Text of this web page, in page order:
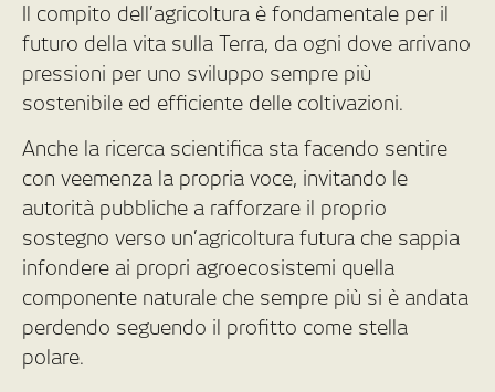
Il compito dell’agricoltura è fondamentale per il
futuro della vita sulla Terra, da ogni dove arrivano
pressioni per uno sviluppo sempre più
sostenibile ed efficiente delle coltivazioni.
Anche la ricerca scientifica sta facendo sentire
con veemenza la propria voce, invitando le
autorità pubbliche a rafforzare il proprio
sostegno verso un’agricoltura futura che sappia
infondere ai propri agroecosistemi quella
componente naturale che sempre più si è andata
perdendo seguendo il profitto come stella
polare.